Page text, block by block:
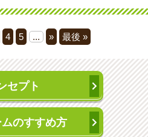
4 5 ... » 最後 »
セプト
ムのすすめ方